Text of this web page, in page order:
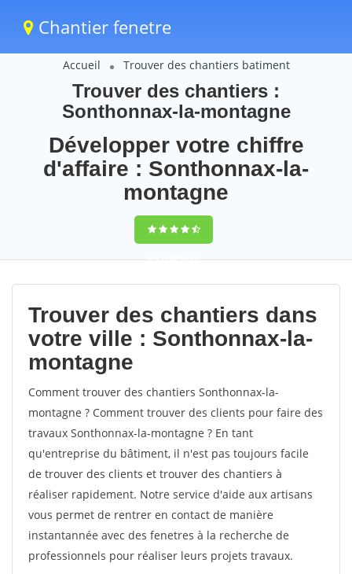
Chantier fenetre
Accueil Trouver des chantiers batiment
Trouver des chantiers :
Sonthonnax-la-montagne
Développer votre chiffre
d'affaire : Sonthonnax-la-
montagne
9,5(100%)72
votes
Trouver des chantiers dans
votre ville : Sonthonnax-la-
montagne
Comment trouver des chantiers Sonthonnax-la-
montagne ? Comment trouver des clients pour faire des
travaux Sonthonnax-la-montagne ? En tant
qu'entreprise du bâtiment, il n'est pas toujours facile
de trouver des clients et trouver des chantiers à
réaliser rapidement. Notre service d'aide aux artisans
vous permet de rentrer en contact de manière
instantannée avec des fenetres à la recherche de
professionnels pour réaliser leurs projets travaux.